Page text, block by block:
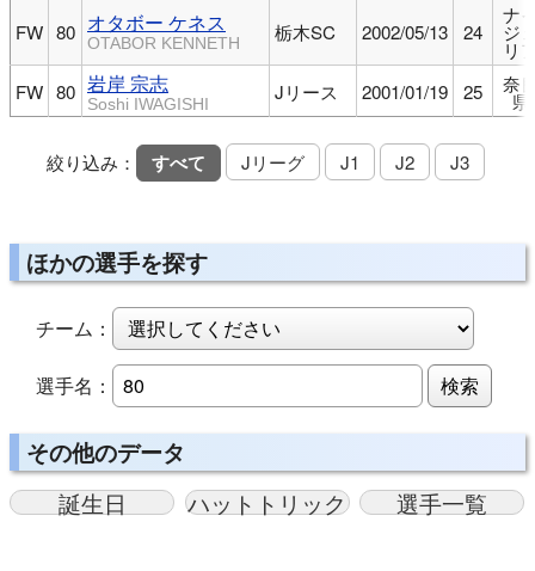
FW 80 オタボー ケネス
OTABOR KENNETH 栃木SC 2002/05/13 24
ナ
ジ
リ
FW 80 岩岸 宗志
Soshi IWAGISHI Jリース 2001/01/19 25 奈
県
絞り込み： すべて Jリーグ J1 J2 J3
ほかの選手を探す
チーム：
選手名： 検索
その他のデータ
誕生日 ハットトリック 選手一覧